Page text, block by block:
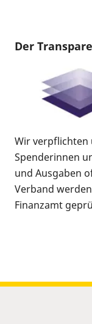
Der
Wir verpflichten
Spenderinnen
und Ausgaben
Verband
Finanzamt